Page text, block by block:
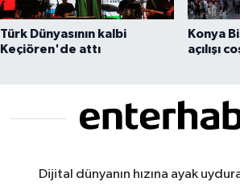
Türk Dünyasının kalbi
Keçiören'de attı
Konya
açılışı
Dijital dünyanın hızına ayak